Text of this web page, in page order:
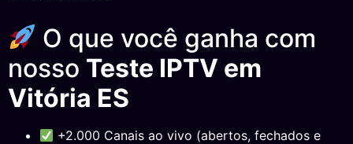
O que você ganha com
nosso Teste IPTV em
Vitória ES
+2.000 Canais ao vivo (abertos, fechados e